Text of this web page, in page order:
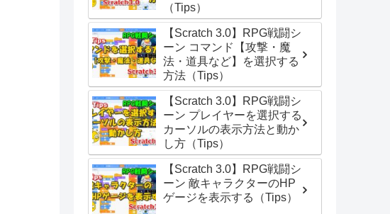
（Tips）
【Scratch 3.0】RPG戦闘シ
ーン コマンド【攻撃・魔
法・道具など】を選択する
方法（Tips）
【Scratch 3.0】RPG戦闘シ
ーン プレイヤーを選択する
カーソルの表示方法と動か
し方（Tips）
【Scratch 3.0】RPG戦闘シ
ーン 敵キャラクターのHP
ゲージを表示する（Tips）